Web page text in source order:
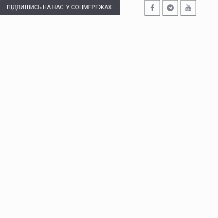
ПІДПИШИСЬ НА НАС У СОЦМЕРЕЖАХ: